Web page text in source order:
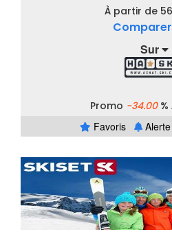
À partir de
Comparer
Sur
Promo -34.00%
Favoris
Alerte